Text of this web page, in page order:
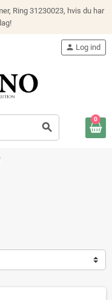
Ring 31230023, hvis du har
search
person Log ind
0